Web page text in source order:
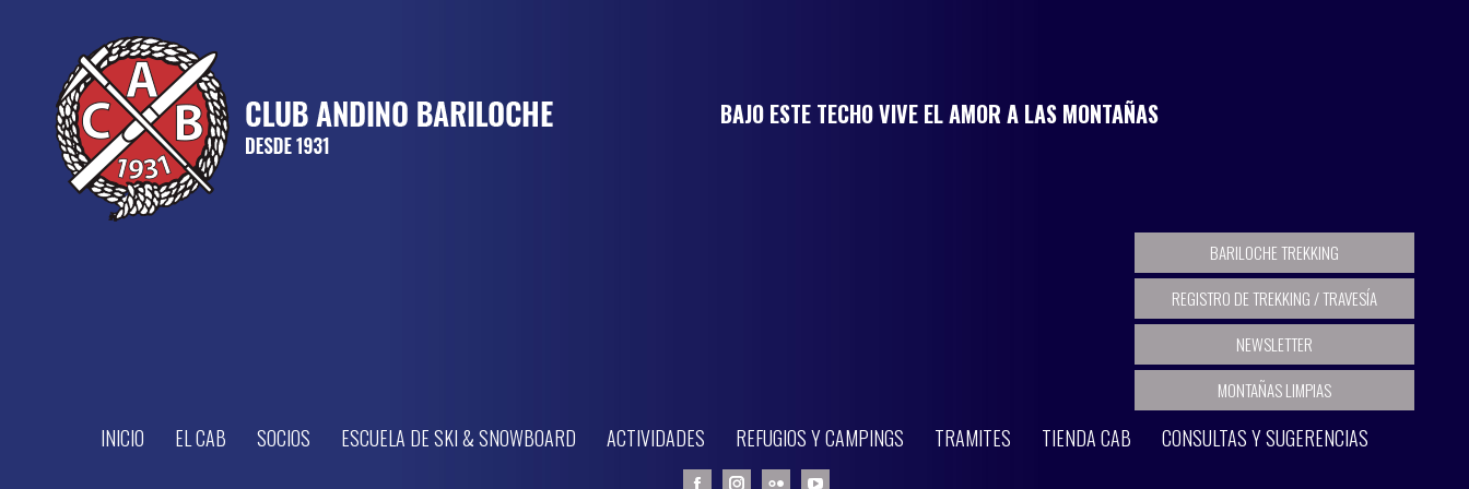
BAJO ESTE TECHO VIVE EL AMOR A LAS MONTAÑAS
BARILOCHE TREKKING
REGISTRO DE TREKKING / TRAVESÍA
NEWSLETTER
MONTAÑAS LIMPIAS
INICIO EL CAB SOCIOS ESCUELA DE SKI & SNOWBOARD ACTIVIDADES REFUGIOS Y CAMPINGS TRAMITES TIENDA CAB CONSULTAS Y SUGERENCIAS